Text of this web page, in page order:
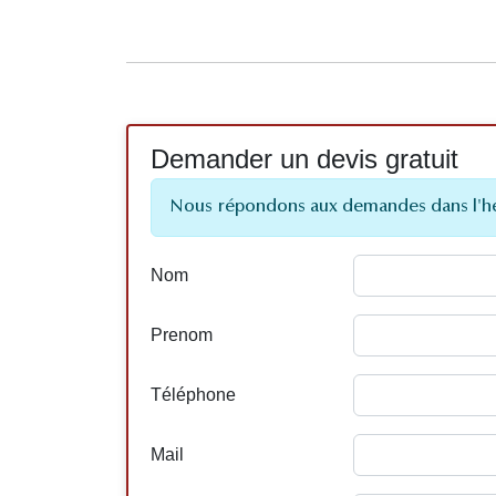
Demander un devis gratuit
Nous répondons aux demandes dans
Nom
Prenom
Téléphone
Mail